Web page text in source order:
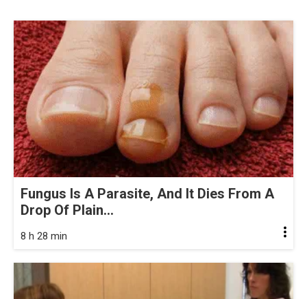
Fungus Is A Parasite, And It Dies From A
Drop Of Plain...
8 h 28 min